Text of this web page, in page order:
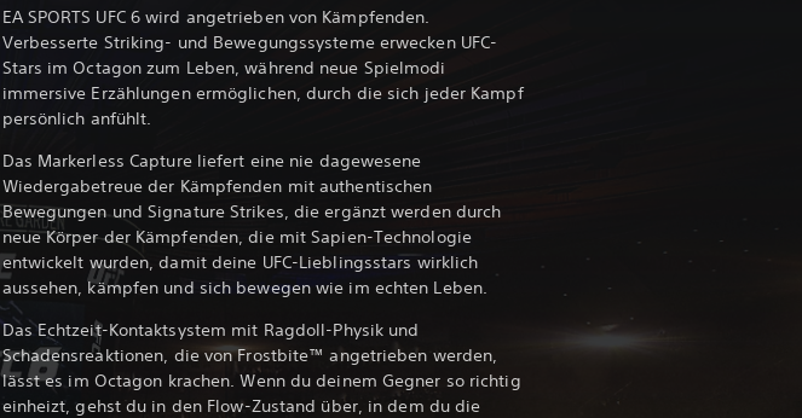
EA SPORTS UFC 6 wird angetrieben von Kämpfenden.
Verbesserte Striking- und Bewegungssysteme erwecken UFC-
Stars im Octagon zum Leben, während neue Spielmodi
immersive Erzählungen ermöglichen, durch die sich jeder Kampf
persönlich anfühlt.
Das Markerless Capture liefert eine nie dagewesene
Wiedergabetreue der Kämpfenden mit authentischen
Bewegungen und Signature Strikes, die ergänzt werden durch
neue Körper der Kämpfenden, die mit Sapien-Technologie
entwickelt wurden, damit deine UFC-Lieblingsstars wirklich
aussehen, kämpfen und sich bewegen wie im echten Leben.
Das Echtzeit-Kontaktsystem mit Ragdoll-Physik und
Schadensreaktionen, die von Frostbite™ angetrieben werden,
lässt es im Octagon krachen. Wenn du deinem Gegner so richtig
einheizt, gehst du in den Flow-Zustand über, in dem du die